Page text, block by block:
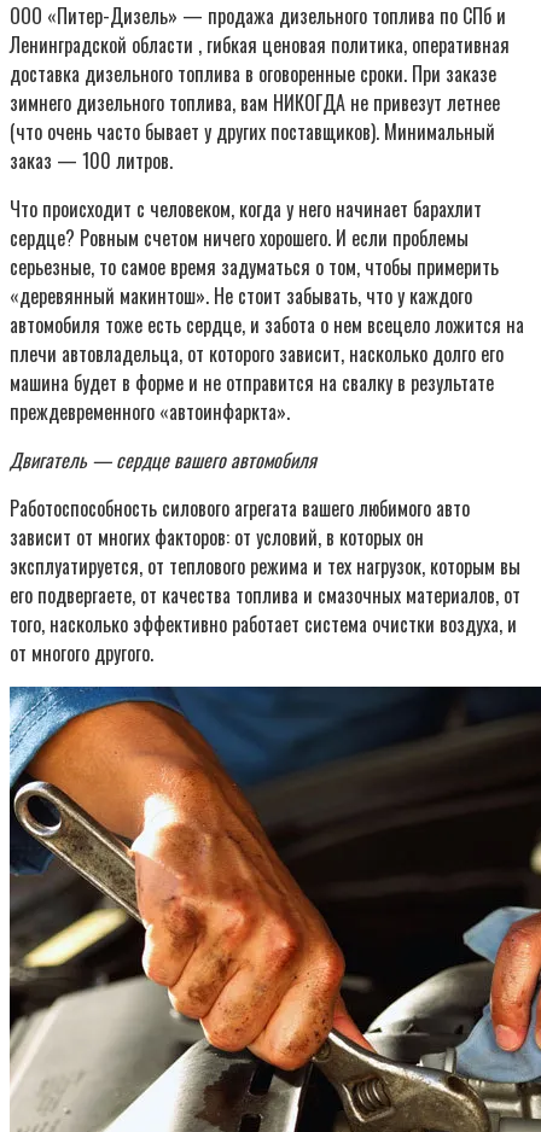
ООО «Питер-Дизель» — продажа дизельного топлива по СПб и
Ленинградской области , гибкая ценовая политика, оперативная
доставка дизельного топлива в оговоренные сроки. При заказе
зимнего дизельного топлива, вам НИКОГДА не привезут летнее
(что очень часто бывает у других поставщиков). Минимальный
заказ — 100 литров.
Что происходит с человеком, когда у него начинает барахлит
сердце? Ровным счетом ничего хорошего. И если проблемы
серьезные, то самое время задуматься о том, чтобы примерить
«деревянный макинтош». Не стоит забывать, что у каждого
автомобиля тоже есть сердце, и забота о нем всецело ложится на
плечи автовладельца, от которого зависит, насколько долго его
машина будет в форме и не отправится на свалку в результате
преждевременного «автоинфаркта».
Двигатель — сердце вашего автомобиля
Работоспособность силового агрегата вашего любимого авто
зависит от многих факторов: от условий, в которых он
эксплуатируется, от теплового режима и тех нагрузок, которым вы
его подвергаете, от качества топлива и смазочных материалов, от
того, насколько эффективно работает система очистки воздуха, и
от многого другого.